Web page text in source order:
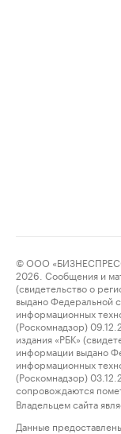
© ООО
2026. Сообщения и
(свидетельство о
выдано Федеральной
информационных
(Роскомнадзор)
издания «РБК»
информации выдано
информационных
(Роскомнадзор)
сопровождаются
Владельцем сайта
Данные